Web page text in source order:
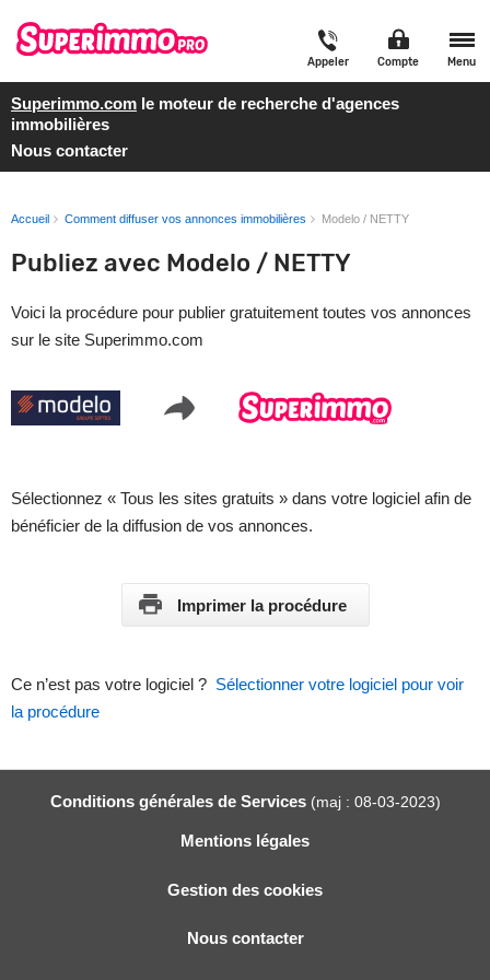
Appeler Compte Menu
Superimmo.com le moteur de recherche d'agences
immobilières
Nous contacter
Accueil Comment diffuser vos annonces immobilières Modelo / NETTY
Publiez avec Modelo / NETTY
Voici la procédure pour publier gratuitement toutes vos annonces
sur le site Superimmo.com
Sélectionnez « Tous les sites gratuits » dans votre logiciel afin de
bénéficier de la diffusion de vos annonces.
Imprimer la procédure
Ce n’est pas votre logiciel ? Sélectionner votre logiciel pour voir
la procédure
Conditions générales de Services(maj : 08-03-2023)
Mentions légales
Gestion des cookies
Nous contacter